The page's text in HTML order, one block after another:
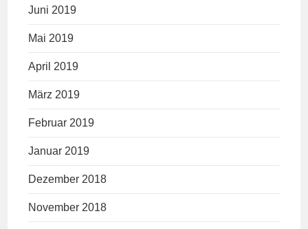
Juni 2019
Mai 2019
April 2019
März 2019
Februar 2019
Januar 2019
Dezember 2018
November 2018